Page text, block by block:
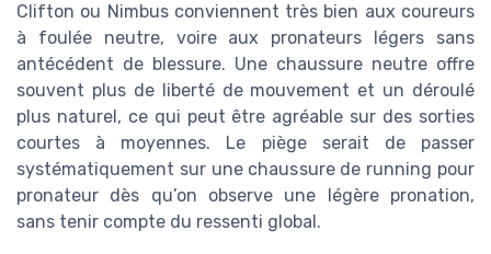
Clifton ou Nimbus conviennent très bien aux coureurs
à foulée neutre, voire aux pronateurs légers sans
antécédent de blessure. Une chaussure neutre offre
souvent plus de liberté de mouvement et un déroulé
plus naturel, ce qui peut être agréable sur des sorties
courtes à moyennes. Le piège serait de passer
systématiquement sur une chaussure de running pour
pronateur dès qu’on observe une légère pronation,
sans tenir compte du ressenti global.